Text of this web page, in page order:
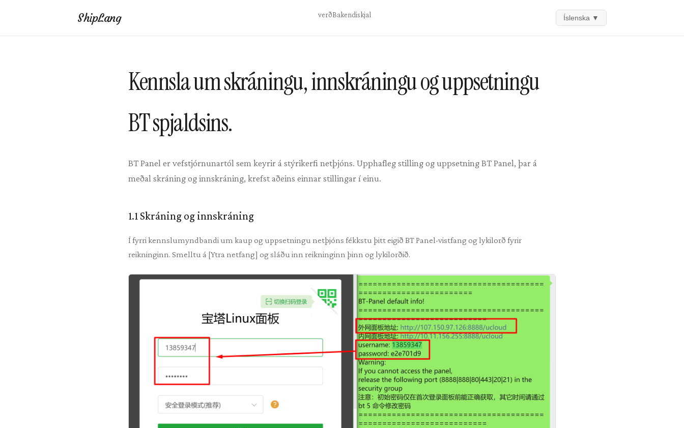
ShipLang verðBakendiskjal Íslenska ▼
Kennsla um skráningu, innskráningu og uppsetningu
BT spjaldsins.
BT Panel er vefstjórnunartól sem keyrir á stýrikerfi netþjóns. Upphafleg stilling og uppsetning BT Panel, þar á
meðal skráning og innskráning, krefst aðeins einnar stillingar í einu.
1.1 Skráning og innskráning
Í fyrri kennslumyndbandi um kaup og uppsetningu netþjóns fékkstu þitt eigið BT Panel-vistfang og lykilorð fyrir
reikninginn. Smelltu á [Ytra netfang] og sláðu inn reikninginn þinn og lykilorðið.